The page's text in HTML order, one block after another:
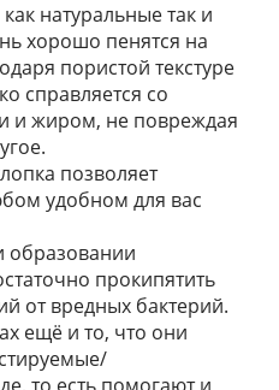
натуральные так и
хорошо пенятся на
пористой текстуре
справляется со
и жиром, не повреждая
позволяет
удобном для вас
образовании
прокипятить
от вредных бактерий.
ещё и то, что они